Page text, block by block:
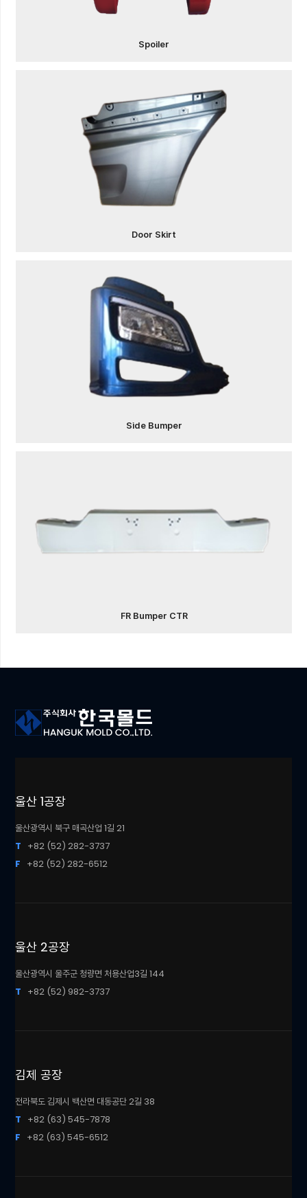
Spoiler
Door Skirt
Side Bumper
FR Bumper CTR
울산 1공장
울산광역시 북구 매곡산업 1길 21
T +82 (52) 282-3737
F +82 (52) 282-6512
울산 2공장
울산광역시 울주군 청량면 처용산업3길 144
T +82 (52) 982-3737
김제 공장
전라북도 김제시 백산면 대동공단 2길 38
T +82 (63) 545-7878
F +82 (63) 545-6512